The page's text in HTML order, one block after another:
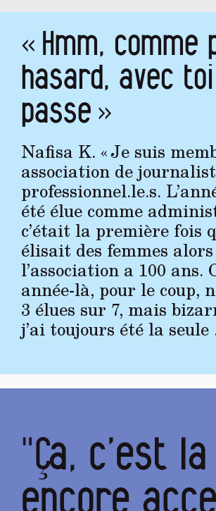
« Hmm, comme
hasard, avec
passe »
Nafisa K. « Je suis
association de
professionnel.le.s.
été élue comme
c’était la première fois
élisait des femmes
l’association a 100 ans.
année-là, pour le coup,
3 élues sur 7, mais
j’ai toujours été la
"Ça, c’est
encore